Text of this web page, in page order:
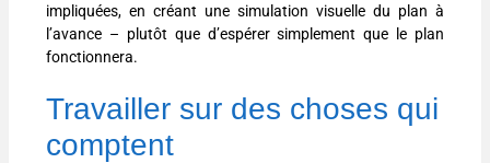
impliquées, en créant une simulation visuelle du plan à
l’avance – plutôt que d’espérer simplement que le plan
fonctionnera.
Travailler sur des choses qui
comptent